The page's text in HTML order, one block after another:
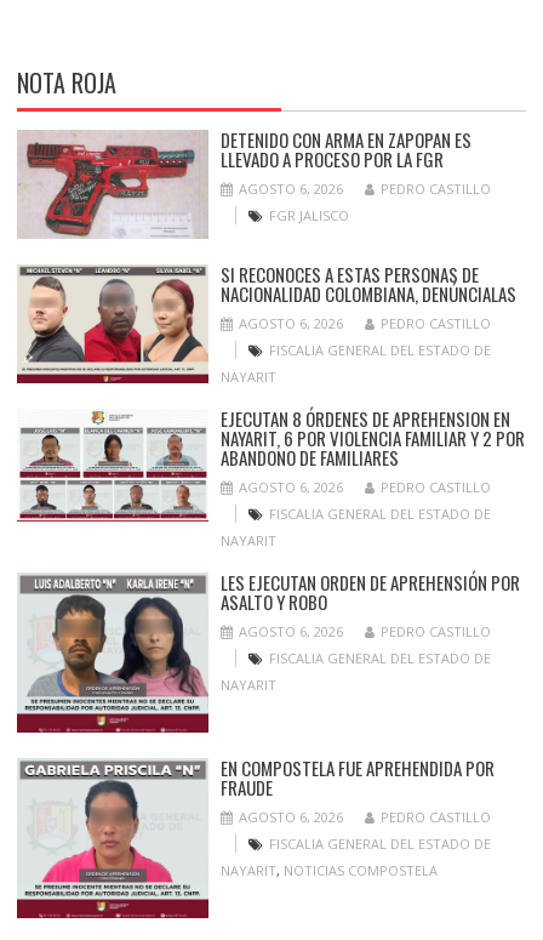
NOTA ROJA
DETENIDO CON ARMA EN ZAPOPAN ES
LLEVADO A PROCESO POR LA FGR
AGOSTO 6, 2026
PEDRO CASTILLO
FGR JALISCO
SI RECONOCES A ESTAS PERSONAS DE
NACIONALIDAD COLOMBIANA, DENÚNCIALAS
AGOSTO 6, 2026
PEDRO CASTILLO
FISCALIA GENERAL DEL ESTADO DE
NAYARIT
EJECUTAN 8 ÓRDENES DE APREHENSION EN
NAYARIT, 6 POR VIOLENCIA FAMILIAR Y 2 POR
ABANDONO DE FAMILIARES
AGOSTO 6, 2026
PEDRO CASTILLO
FISCALIA GENERAL DEL ESTADO DE
NAYARIT
LES EJECUTAN ORDEN DE APREHENSIÓN POR
ASALTO Y ROBO
AGOSTO 6, 2026
PEDRO CASTILLO
FISCALIA GENERAL DEL ESTADO DE
NAYARIT
EN COMPOSTELA FUE APREHENDIDA POR
FRAUDE
AGOSTO 6, 2026
PEDRO CASTILLO
FISCALIA GENERAL DEL ESTADO DE
NAYARIT, NOTICIAS COMPOSTELA